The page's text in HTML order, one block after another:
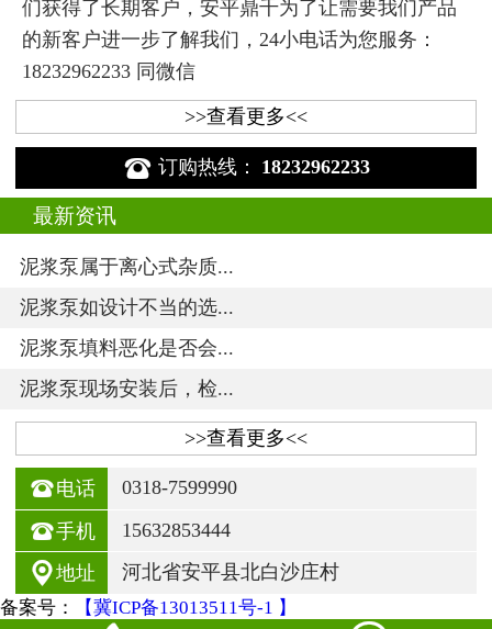
们获得了长期客户，安平鼎千为了让需要我们产品
的新客户进一步了解我们，24小电话为您服务：
18232962233 同微信
>>查看更多<<
 订购热线： 18232962233
最新资讯
泥浆泵属于离心式杂质...
泥浆泵如设计不当的选...
泥浆泵填料恶化是否会...
泥浆泵现场安装后，检...
>>查看更多<<
电话 0318-7599990
手机 15632853444
地址 河北省安平县北白沙庄村
备案号： 【冀ICP备13013511号-1 】